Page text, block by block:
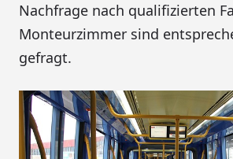
Nachfrage nach qualifizierten
Monteurzimmer sind
gefragt.